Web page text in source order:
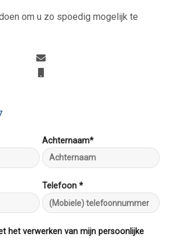
om u zo spoedig mogelijk te
Achternaam*
Telefoon *
het verwerken van mijn persoonlijke